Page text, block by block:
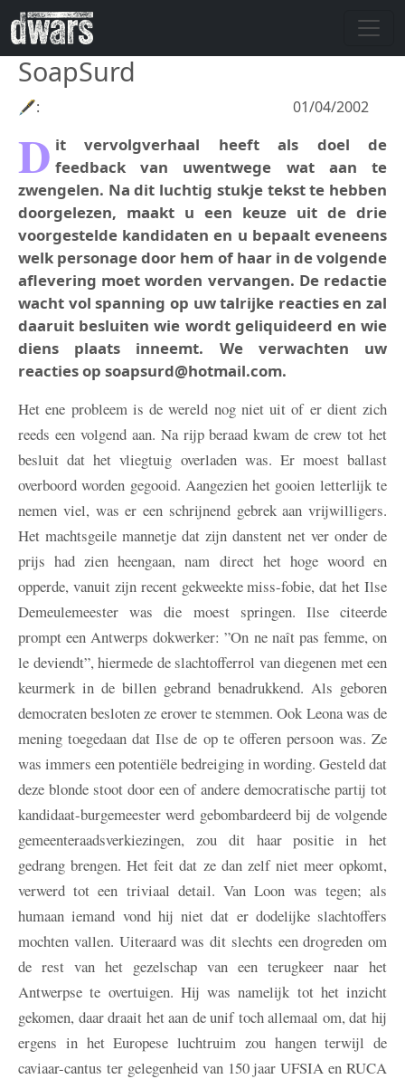
Skip to main content
SoapSurd
01/04/2002
🖋:
D it vervolgverhaal heeft als doel de
feedback van uwentwege wat aan te
zwengelen. Na dit luchtig stukje tekst te hebben
doorgelezen, maakt u een keuze uit de drie
voorgestelde kandidaten en u bepaalt eveneens
welk personage door hem of haar in de volgende
aflevering moet worden vervangen. De redactie
wacht vol spanning op uw talrijke reacties en zal
daaruit besluiten wie wordt geliquideerd en wie
diens plaats inneemt. We verwachten uw
reacties op soapsurd@hotmail.com.
Het ene probleem is de wereld nog niet uit of er dient zich
reeds een volgend aan. Na rijp beraad kwam de crew tot het
besluit dat het vliegtuig overladen was. Er moest ballast
overboord worden gegooid. Aangezien het gooien letterlijk te
nemen viel, was er een schrijnend gebrek aan vrijwilligers.
Het machtsgeile mannetje dat zijn danstent net ver onder de
prijs had zien heengaan, nam direct het hoge woord en
opperde, vanuit zijn recent gekweekte miss-fobie, dat het Ilse
Demeulemeester was die moest springen. Ilse citeerde
prompt een Antwerps dokwerker: ”On ne naît pas femme, on
le deviendt”, hiermede de slachtofferrol van diegenen met een
keurmerk in de billen gebrand benadrukkend. Als geboren
democraten besloten ze erover te stemmen. Ook Leona was de
mening toegedaan dat Ilse de op te offeren persoon was. Ze
was immers een potentiële bedreiging in wording. Gesteld dat
deze blonde stoot door een of andere democratische partij tot
kandidaat-burgemeester werd gebombardeerd bij de volgende
gemeenteraadsverkiezingen, zou dit haar positie in het
gedrang brengen. Het feit dat ze dan zelf niet meer opkomt,
verwerd tot een triviaal detail. Van Loon was tegen; als
humaan iemand vond hij niet dat er dodelijke slachtoffers
mochten vallen. Uiteraard was dit slechts een drogreden om
de rest van het gezelschap van een terugkeer naar het
Antwerpse te overtuigen. Hij was namelijk tot het inzicht
gekomen, daar draait het aan de unif toch allemaal om, dat hij
ergens in het Europese luchtruim zou hangen terwijl de
caviaar-cantus ter gelegenheid van 150 jaar UFSIA en RUCA